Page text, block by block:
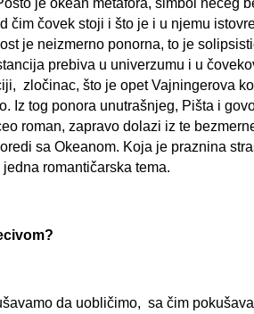
čim čovek stoji i što je i u njemu
je neizmerno ponorna, to je
prebiva u univerzumu i u
zločinac, što je opet Vajningerova
Iz tog ponora unutrašnjeg, Pišta i
roman, zapravo dolazi iz te
sa Okeanom. Koja je praznina
romantičarska tema.
da uobličimo, sa čim